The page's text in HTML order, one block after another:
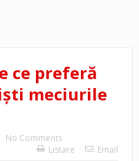
ce preferă
meciurile
No Comments
Listare
Email